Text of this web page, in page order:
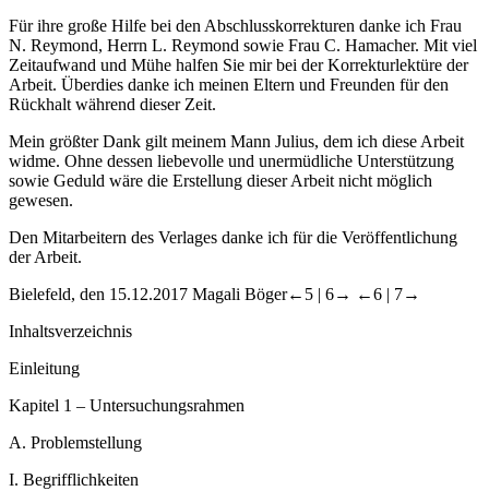
Für ihre große Hilfe bei den Abschlusskorrekturen danke ich Frau
N. Reymond, Herrn L. Reymond sowie Frau C. Hamacher. Mit viel
Zeitaufwand und Mühe halfen Sie mir bei der Korrekturlektüre der
Arbeit. Überdies danke ich meinen Eltern und Freunden für den
Rückhalt während dieser Zeit.
Mein größter Dank gilt meinem Mann Julius, dem ich diese Arbeit
widme. Ohne dessen liebevolle und unermüdliche Unterstützung
sowie Geduld wäre die Erstellung dieser Arbeit nicht möglich
gewesen.
Den Mitarbeitern des Verlages danke ich für die Veröffentlichung
der Arbeit.
Bielefeld, den 15.12.2017 Magali Böger←5 | 6→ ←6 | 7→
Inhaltsverzeichnis
Einleitung
Kapitel 1 – Untersuchungsrahmen
A. Problemstellung
I. Begrifflichkeiten